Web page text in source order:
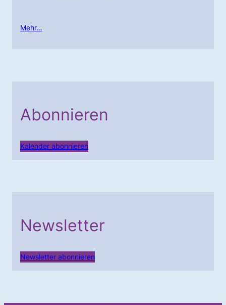
Mehr…
Abonnieren
Kalender abonnieren
Newsletter
Newsletter abonnieren